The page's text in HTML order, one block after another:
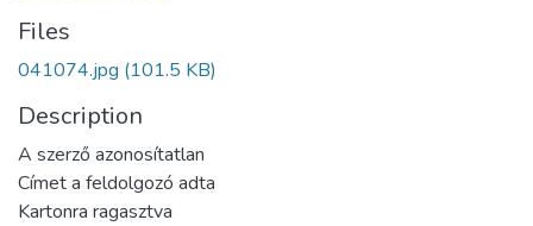
Files
041074.jpg (101.5 KB)
Description
A szerző azonosítatlan
Címet a feldolgozó adta
Kartonra ragasztva